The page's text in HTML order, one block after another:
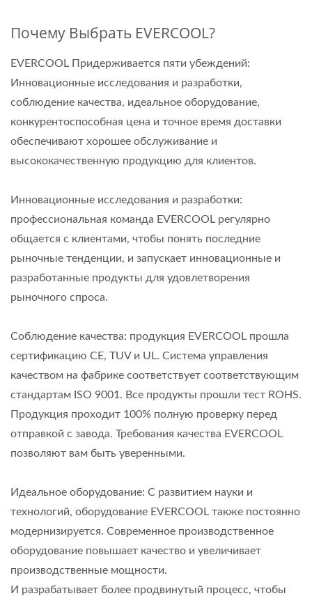
Почему Выбрать EVERCOOL?
EVERCOOL Придерживается пяти убеждений:
Инновационные исследования и разработки,
соблюдение качества, идеальное оборудование,
конкурентоспособная цена и точное время доставки
обеспечивают хорошее обслуживание и
высококачественную продукцию для клиентов.
Инновационные исследования и разработки:
профессиональная команда EVERCOOL регулярно
общается с клиентами, чтобы понять последние
рыночные тенденции, и запускает инновационные и
разработанные продукты для удовлетворения
рыночного спроса.
Соблюдение качества: продукция EVERCOOL прошла
сертификацию CE, TUV и UL. Система управления
качеством на фабрике соответствует соответствующим
стандартам ISO 9001. Все продукты прошли тест ROHS.
Продукция проходит 100% полную проверку перед
отправкой с завода. Требования качества EVERCOOL
позволяют вам быть уверенными.
Идеальное оборудование: С развитием науки и
технологий, оборудование EVERCOOL также постоянно
модернизируется. Современное производственное
оборудование повышает качество и увеличивает
производственные мощности.
И разрабатывает более продвинутый процесс, чтобы